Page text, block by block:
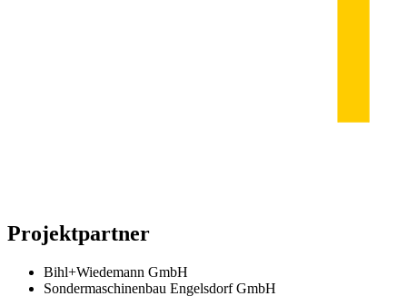
Projektpartner
Bihl+Wiedemann GmbH
Sondermaschinenbau Engelsdorf GmbH